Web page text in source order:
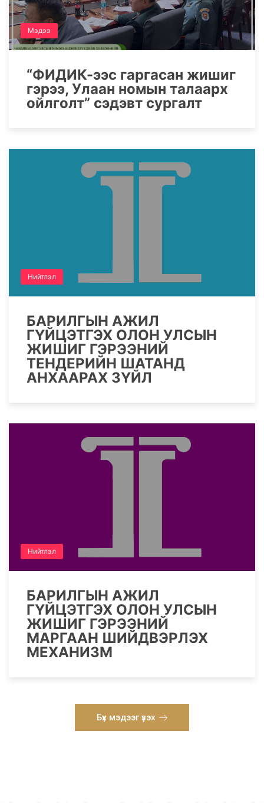
Мэдээ
“ФИДИК-ээс гаргасан жишиг
гэрээ, Улаан номын талаарх
ойлголт” сэдэвт сургалт
Нийтлэл
БАРИЛГЫН АЖИЛ
ГҮЙЦЭТГЭХ ОЛОН УЛСЫН
ЖИШИГ ГЭРЭЭНИЙ
ТЕНДЕРИЙН ШАТАНД
АНХААРАХ ЗҮЙЛ
Нийтлэл
БАРИЛГЫН АЖИЛ
ГҮЙЦЭТГЭХ ОЛОН УЛСЫН
ЖИШИГ ГЭРЭЭНИЙ
МАРГААН ШИЙДВЭРЛЭХ
МЕХАНИЗМ
Бүх мэдээг үзэх